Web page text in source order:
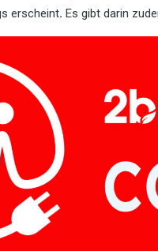
erscheint. Es gibt darin